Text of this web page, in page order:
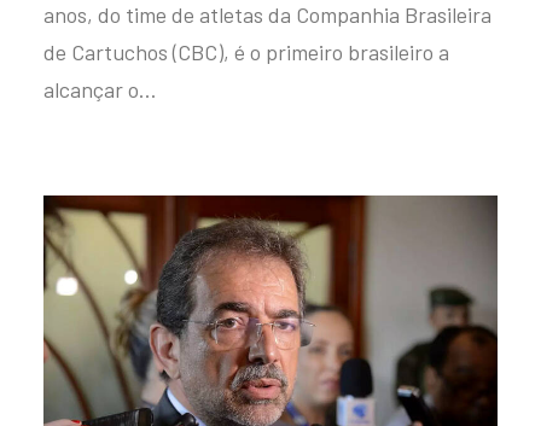
anos, do time de atletas da Companhia Brasileira
de Cartuchos (CBC), é o primeiro brasileiro a
alcançar o…